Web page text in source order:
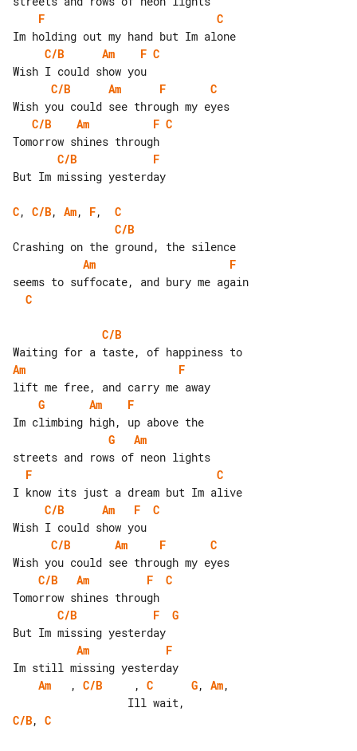
F
C
C/B
Am F C
C/B
Am F
C
C/B
Am F C
C/B
F
But Im missing yesterday
C, C/B, Am, F, C
C/B
Am
F
C
C/B
Am
F
G
Am
F
G
Am
F
C
C/B
Am F
C
C/B
Am F
C
C/B
Am F
C
C/B
F
G
Am
F
Am
   ,
C/B
     ,
C G, Am,
C/B, C